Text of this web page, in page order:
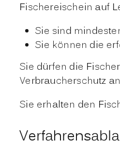
Fischereischein auf
Sie sind
Sie können die
Sie dürfen die
Verbraucherschutz
Sie erhalten den